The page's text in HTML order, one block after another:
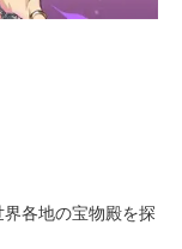
各地の宝物殿を探